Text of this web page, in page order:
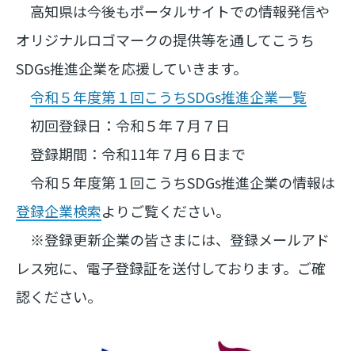
高知県は今後もポータルサイトでの情報発信や
オリジナルロゴマークの提供等を通してこうち
SDGs推進企業を応援していきます。
令和５年度第１回こうちSDGs推進企業一覧
初回登録日：令和５年７月７日
登録期間：令和11年７月６日まで
令和５年度第１回こうちSDGs推進企業の情報は
登録企業検索よりご覧ください。
※登録更新企業の皆さまには、登録メールアド
レス宛に、電子登録証を送付しております。ご確
認ください。